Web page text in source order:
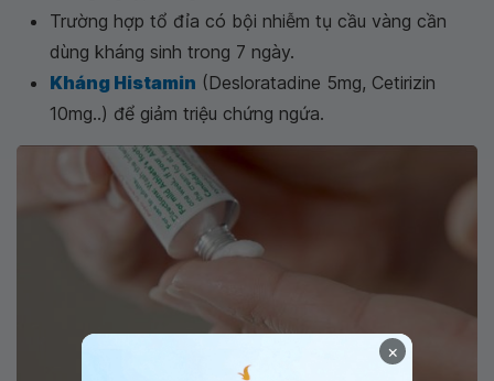
Trường hợp tổ đỉa có bội nhiễm tụ cầu vàng cần
dùng kháng sinh trong 7 ngày.
Kháng Histamin (Desloratadine 5mg, Cetirizin
10mg..) để giảm triệu chứng ngứa.
×